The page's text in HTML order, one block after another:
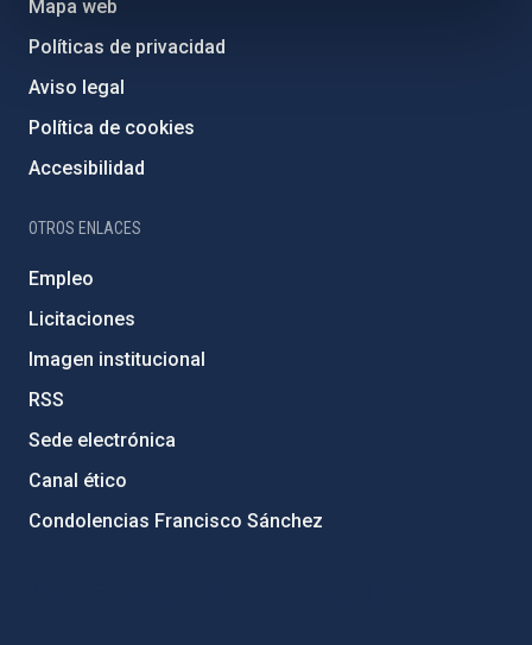
Mapa web
Políticas de privacidad
Aviso legal
Política de cookies
Accesibilidad
OTROS ENLACES
Empleo
Licitaciones
Imagen institucional
RSS
Sede electrónica
Canal ético
Condolencias Francisco Sánchez